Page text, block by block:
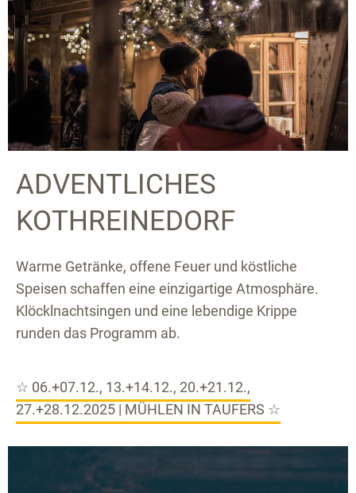
ADVENTLICHES
KOTHREINEDORF
Warme Getränke, offene Feuer und köstliche
Speisen schaffen eine einzigartige Atmosphäre.
Klöcklnachtsingen und eine lebendige Krippe
runden das Programm ab.
☆ 06.+07.12., 13.+14.12., 20.+21.12.,
27.+28.12.2025 | MÜHLEN IN TAUFERS ☆